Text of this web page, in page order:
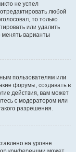
не успел
любой
то только
или удалить
менять варианты
пользователям или
форумы, создавать в
действия, вам может
с модератором или
разрешения.
на уровне